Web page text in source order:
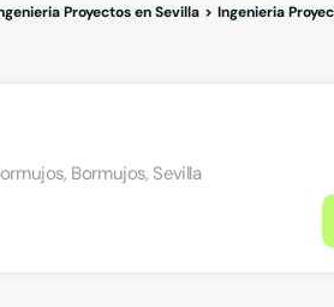
Proyectos en Sevilla Ingenieria
Bormujos, Sevilla